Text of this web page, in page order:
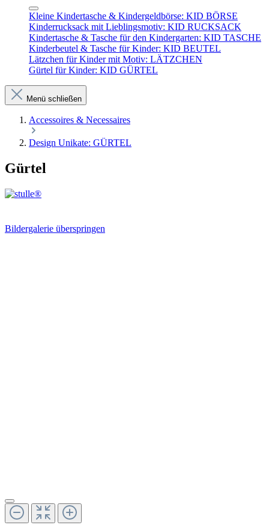
Kleine Kindertasche & Kindergeldbörse: KID BÖRSE
Kinderrucksack mit Lieblingsmotiv: KID RUCKSACK
Kindertasche & Tasche für den Kindergarten: KID TASCHE
Kinderbeutel & Tasche für Kinder: KID BEUTEL
Lätzchen für Kinder mit Motiv: LÄTZCHEN
Gürtel für Kinder: KID GÜRTEL
Menü schließen
Accessoires & Necessaires
Design Unikate: GÜRTEL
Gürtel
Bildergalerie überspringen